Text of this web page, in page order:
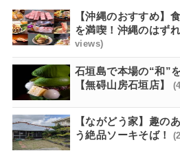
【沖縄のおすすめ】
を満喫！沖縄のはず
views)
石垣島で本場の“和”
【無碍山房石垣店】
【ながどう家】趣の
う絶品ソーキそば！